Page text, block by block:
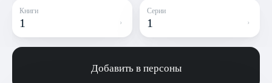
Книги
1
Серии
1
Добавить в персоны